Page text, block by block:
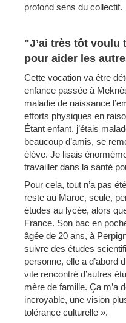
profond sens du collectif.
"J’ai très tôt voulu
pour aider les
Cette vocation va être
enfance passée à
maladie de naissance
efforts physiques en
Étant enfant, j’étais
beaucoup d’amis, se
élève. Je lisais
travailler dans la santé
Pour cela, tout n’a pas
reste au Maroc, seule,
études au lycée, alors
France. Son bac en
âgée de 20 ans, à
suivre des études
personne, elle a d’abord
vite rencontré d’autres
mère de famille. Ça m’a
incroyable, une vision
tolérance culturelle ».